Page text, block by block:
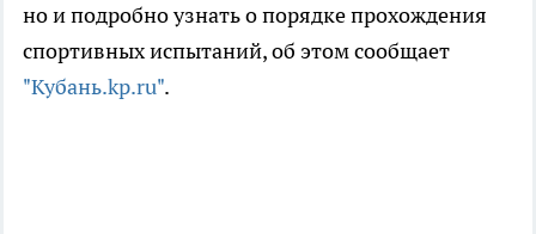
но и подробно узнать о порядке прохождения
спортивных испытаний, об этом сообщает
"Кубань.kp.ru".